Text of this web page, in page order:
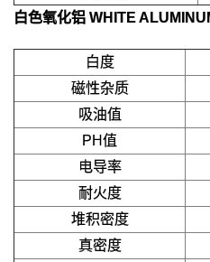
白色氧化铝 WHITE
白度
磁性杂质
吸油值
PH值
电导率
耐火度
堆积密度
真密度